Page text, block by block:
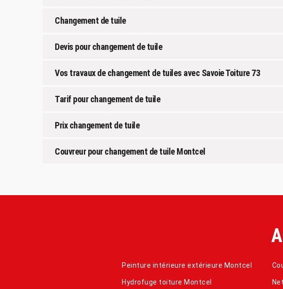
Changement de tuile
Devis pour changement de tuile
Vos travaux de changement de tuiles avec Savoie Toiture 73
Tarif pour changement de tuile
Prix changement de tuile
Couvreur pour changement de tuile Montcel
Peinture intérieure extérieure Montcel
Hydrofuge toiture Montcel